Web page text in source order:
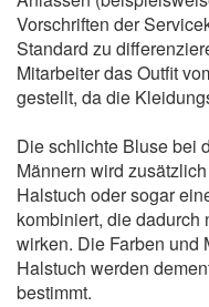
Vorschriften der
Standard zu
Mitarbeiter das Outfit
gestellt, da die
Die schlichte Bluse bei
Männern wird
Halstuch oder sogar
kombiniert, die
wirken. Die Farben und
Halstuch werden
bestimmt.